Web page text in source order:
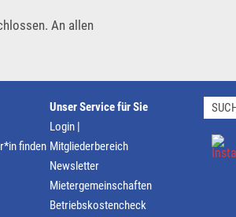
Vorteile Pressekontakt
An allen
finden
Unser Service für Sie
Login |
Mitgliederbereich
Newsletter
Mietergemeinschaften
Betriebskostencheck